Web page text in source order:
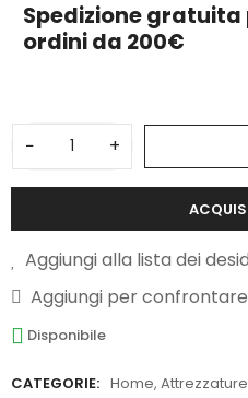
Spedizione gratuita
ordini da 200€
− +
Aggiungi alla lista dei
Aggiungi per confrontare
Disponibile
CATEGORIE: Home,